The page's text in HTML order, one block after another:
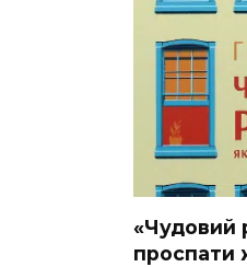
«Чудовий
проспати